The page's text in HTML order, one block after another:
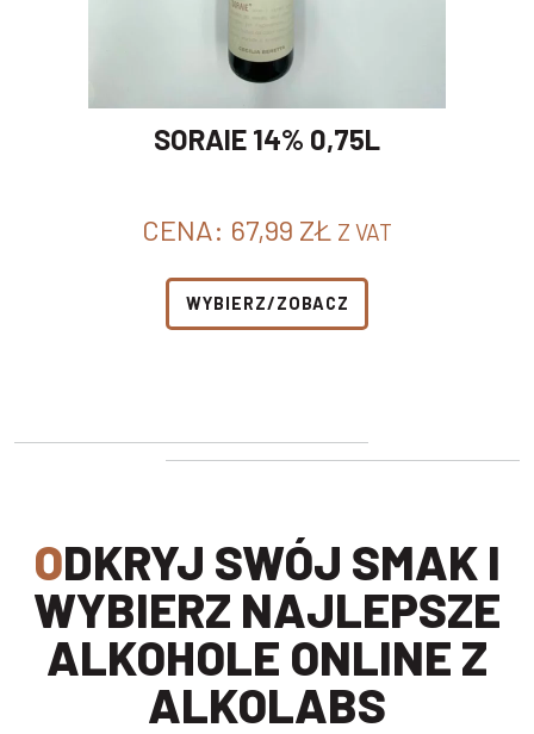
SORAIE 14% 0,75L
CENA: 67,99 ZŁ Z VAT
WYBIERZ/ZOBACZ
ODKRYJ SWÓJ SMAK I
WYBIERZ NAJLEPSZE
ALKOHOLE ONLINE Z
ALKOLABS